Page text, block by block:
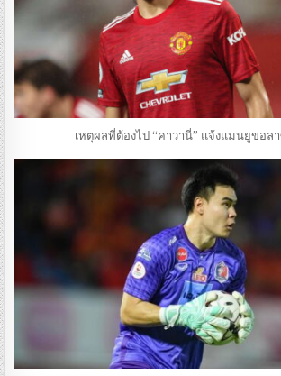
เหตุผลที่ต้องไป “คาวานี่” แจ้งแมนยูขอล